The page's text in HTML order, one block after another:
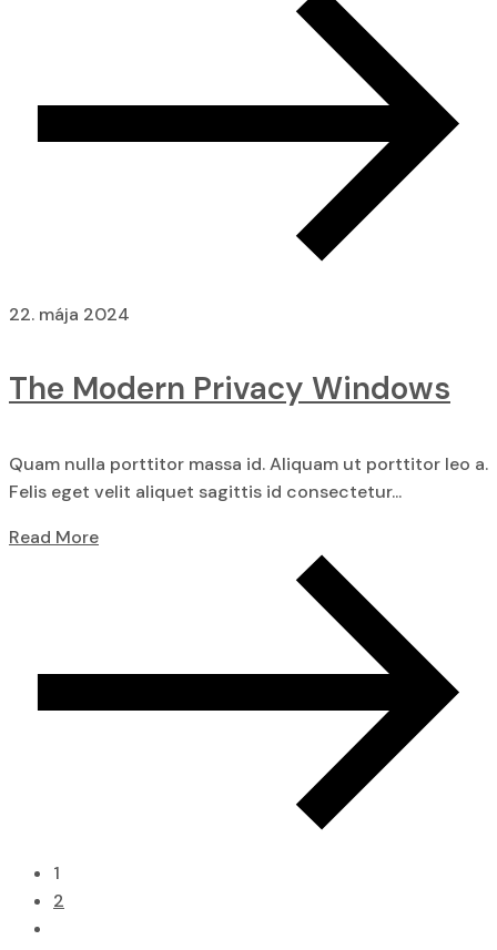
22. mája 2024
The Modern Privacy Windows
Quam nulla porttitor massa id. Aliquam ut porttitor leo a.
Felis eget velit aliquet sagittis id consectetur...
Read More
1
2